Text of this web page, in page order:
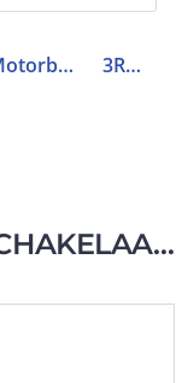
Motorbeveiligingsschakelaar 3RV20111BA15